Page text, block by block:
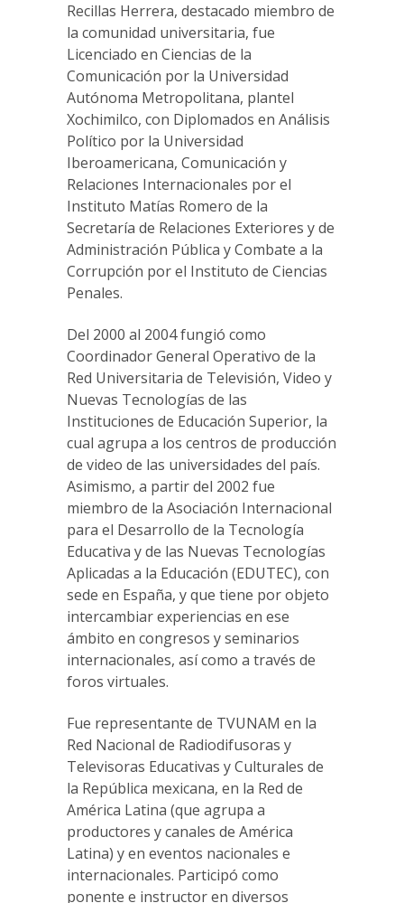
Recillas Herrera, destacado miembro de
la comunidad universitaria, fue
Licenciado en Ciencias de la
Comunicación por la Universidad
Autónoma Metropolitana, plantel
Xochimilco, con Diplomados en Análisis
Político por la Universidad
Iberoamericana, Comunicación y
Relaciones Internacionales por el
Instituto Matías Romero de la
Secretaría de Relaciones Exteriores y de
Administración Pública y Combate a la
Corrupción por el Instituto de Ciencias
Penales.
Del 2000 al 2004 fungió como
Coordinador General Operativo de la
Red Universitaria de Televisión, Video y
Nuevas Tecnologías de las
Instituciones de Educación Superior, la
cual agrupa a los centros de producción
de video de las universidades del país.
Asimismo, a partir del 2002 fue
miembro de la Asociación Internacional
para el Desarrollo de la Tecnología
Educativa y de las Nuevas Tecnologías
Aplicadas a la Educación (EDUTEC), con
sede en España, y que tiene por objeto
intercambiar experiencias en ese
ámbito en congresos y seminarios
internacionales, así como a través de
foros virtuales.
Fue representante de TVUNAM en la
Red Nacional de Radiodifusoras y
Televisoras Educativas y Culturales de
la República mexicana, en la Red de
América Latina (que agrupa a
productores y canales de América
Latina) y en eventos nacionales e
internacionales. Participó como
ponente e instructor en diversos